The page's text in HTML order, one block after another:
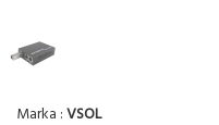
Marka :VSOL